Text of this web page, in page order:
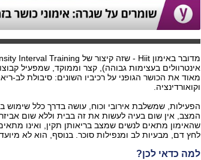
אינטרוולים בעצימות גבוהה), קצר וממוקד, שמפעיל
מאוד את הכושר הגופני על רכיביו השונים: סיבולת לב-
וקואורדינציה.
הפעילות, שמשלבת אירובי וכוח, עושה בדרך כלל שימוש
המצב, אין שום בעיה לעשות את זה בבית וללא שום
שהאימון מתאים לנשים שמצב בריאותן תקין, ואינו
לחץ דם, מבעיות לב ומנפילות סוכר. בנוסף, הוא לא מיועד
למה כדאי לכן?